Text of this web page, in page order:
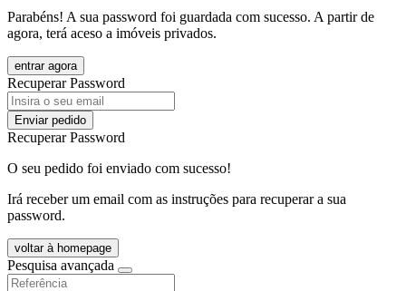
Parabéns! A sua password foi guardada com sucesso. A partir de
agora, terá aceso a imóveis privados.
entrar agora
Recuperar Password
Enviar pedido
Recuperar Password
O seu pedido foi enviado com sucesso!
Irá receber um email com as instruções para recuperar a sua
password.
voltar à homepage
Pesquisa avançada